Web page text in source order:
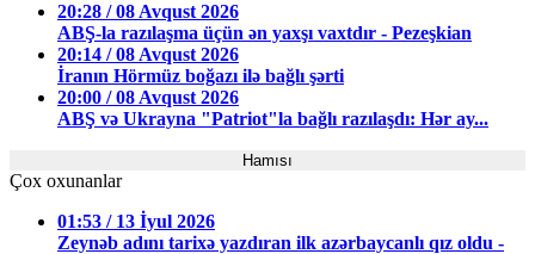
20:28 / 08 Avqust 2026
ABŞ-la razılaşma üçün ən yaxşı vaxtdır - Pezeşkian
20:14 / 08 Avqust 2026
İranın Hörmüz boğazı ilə bağlı şərti
20:00 / 08 Avqust 2026
ABŞ və Ukrayna "Patriot"la bağlı razılaşdı: Hər ay...
Hamısı
Çox oxunanlar
01:53 / 13 İyul 2026
Zeynəb adını tarixə yazdıran ilk azərbaycanlı qız oldu -